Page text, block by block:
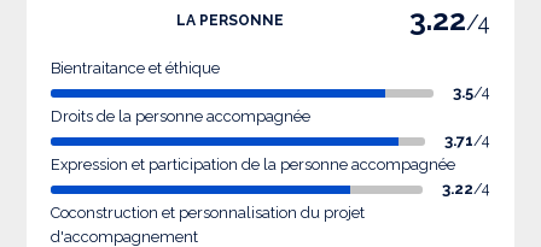
LA PERSONNE 3.22/4
Bientraitance et éthique
3.5/4
Droits de la personne accompagnée
3.71/4
Expression et participation de la personne accompagnée
3.22/4
Coconstruction et personnalisation du projet
d'accompagnement